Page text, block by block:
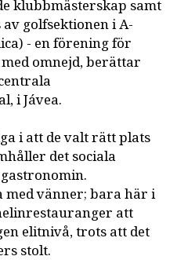
klubbmästerskap samt
golfsektionen i A-
- en förening för
omnejd, berättar
i Jávea.
i att de valt rätt plats
det sociala
med vänner; bara här i
att
elitnivå, trots att det
stolt.